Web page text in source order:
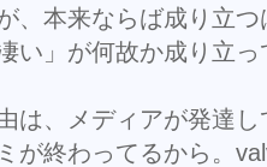
、本来ならば成り立
い」が何故か成り立っ
は、メディアが発達し
が終わってるから。